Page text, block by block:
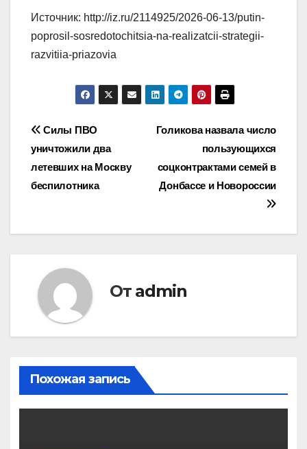
Источник: http://iz.ru/2114925/2026-06-13/putin-
poprosil-sosredotochitsia-na-realizatcii-strategii-
razvitiia-priazovia
Навигация
по
записям
Голикова назвала число
пользующихся
соцконтрактами семей в
Донбассе и Новороссии
Силы ПВО
уничтожили два
летевших на Москву
беспилотника
От admin
Похожая запись